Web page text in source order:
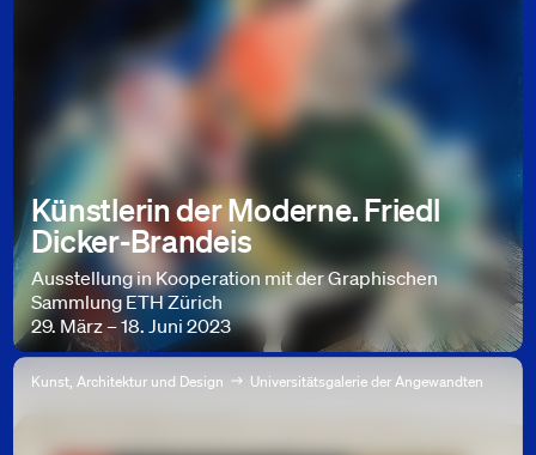
Künstlerin der Moderne. Friedl
Dicker-Brandeis
Ausstellung in Kooperation mit der Graphischen
Sammlung ETH Zürich
29. März – 18. Juni 2023
Kunst, Architektur und Design Universitätsgalerie der Angewandten